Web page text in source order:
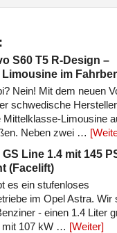
S60 T5 R-Design –
im
Nein! Mit dem neuen
schwedische
Limousine
Neben zwei …
Line 1.4 mit 145
(Facelift)
es ein stufenloses
im Opel Astra. Wir
- einen 1.4 Liter
mit 107 kW … [Weiter]